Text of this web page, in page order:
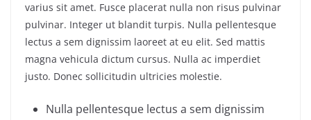
varius sit amet. Fusce placerat nulla non risus pulvinar
pulvinar. Integer ut blandit turpis. Nulla pellentesque
lectus a sem dignissim laoreet at eu elit. Sed mattis
magna vehicula dictum cursus. Nulla ac imperdiet
justo. Donec sollicitudin ultricies molestie.
Nulla pellentesque lectus a sem dignissim